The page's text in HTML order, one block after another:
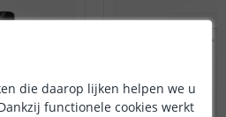
die daarop lijken helpen we u
functionele cookies werkt